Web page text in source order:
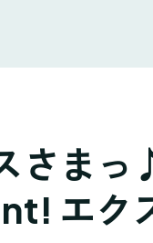
さまっ
エク